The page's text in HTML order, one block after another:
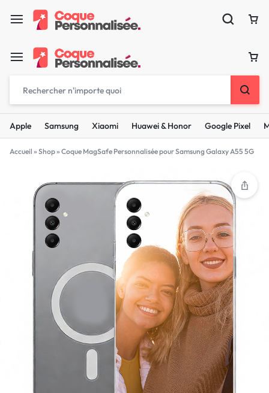
Apple Samsung Xiaomi Huawei & Honor Google Pixel
Accueil » Shop» Coque MagSafe Personnalisée pour Samsung Galaxy A55 5G